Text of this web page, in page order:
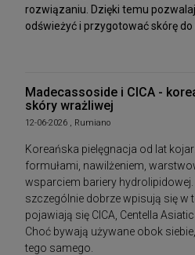
rozwiązaniu. Dzięki temu
odświeżyć i przygotować skórę do
Madecassoside i CICA -
skóry wrażliwej
12-06-2026 , Rumiano
Koreańska pielęgnacja od lat
formułami, nawilżeniem,
wsparciem bariery
szczególnie dobrze wpisują się w
pojawiają się CICA, Centella
Choć bywają używane obok
tego samego.